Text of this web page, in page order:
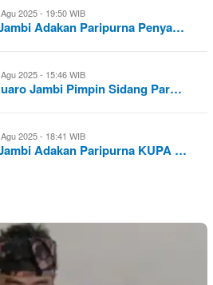
2025 - 19:50 WIB
Adakan Paripurna Penya…
2025 - 15:46 WIB
Jambi Pimpin Sidang Par…
2025 - 18:41 WIB
Adakan Paripurna KUPA …